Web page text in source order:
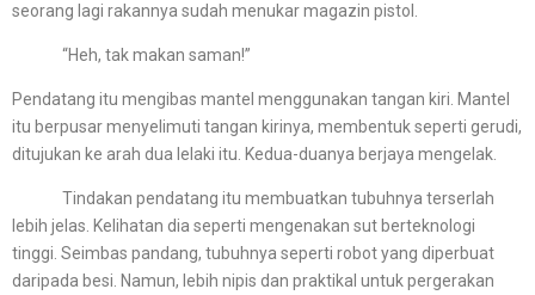
seorang lagi rakannya sudah menukar magazin pistol.
“Heh, tak makan saman!”
Pendatang itu mengibas mantel menggunakan tangan kiri. Mantel
itu berpusar menyelimuti tangan kirinya, membentuk seperti gerudi,
ditujukan ke arah dua lelaki itu. Kedua-duanya berjaya mengelak.
Tindakan pendatang itu membuatkan tubuhnya terserlah
lebih jelas. Kelihatan dia seperti mengenakan sut berteknologi
tinggi. Seimbas pandang, tubuhnya seperti robot yang diperbuat
daripada besi. Namun, lebih nipis dan praktikal untuk pergerakan